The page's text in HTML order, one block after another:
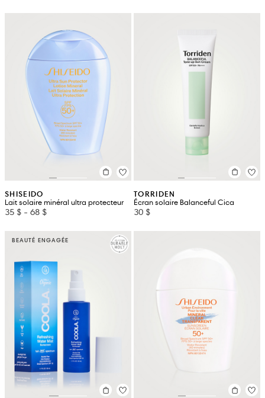
SHISEIDO
Lait solaire minéral ultra protecteur
35 $ - 68 $
TORRIDEN
Écran solaire Balanceful Cica
30 $
BEAUTÉ ENGAGÉE